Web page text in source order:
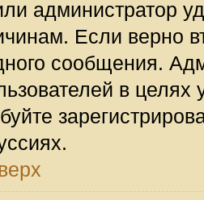
администратор
Если верно
сообщения.
в